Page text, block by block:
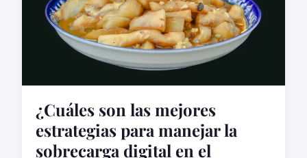
¿Cuáles son las mejores
estrategias para manejar la
sobrecarga digital en el